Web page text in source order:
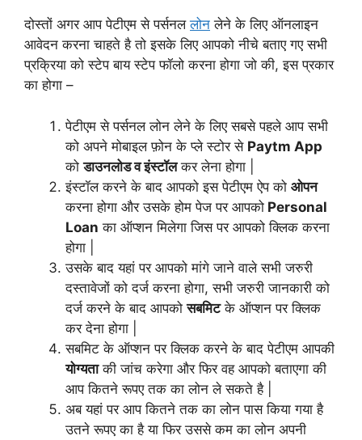
दोस्तों अगर आप पेटीएम से पर्सनललोन लेने के लिए ऑनलाइन
आवेदन करना चाहते है तो इसके लिए आपको नीचे बताए गए सभी
प्रक्रिया को स्टेप बाय स्टेप फॉलो करना होगा जो की, इस प्रकार
का होगा –
पेटीएम से पर्सनल लोन लेने के लिए सबसे पहले आप सभी
को अपने मोबाइल फ़ोन के प्ले स्टोर से Paytm App
कोडाउनलोड व इंस्टॉलकर लेना होगा |
इंस्टॉल करने के बाद आपको इस पेटीएम ऐप को ओपन
करना होगा और उसके होम पेज पर आपको Personal
Loan का ऑप्शन मिलेगा जिस पर आपको क्लिक करना
होगा |
उसके बाद यहां पर आपको मांगे जाने वाले सभी जरुरी
दस्तावेजों को दर्ज करना होगा, सभी जरुरी जानकारी को
दर्ज करने के बाद आपकोसबमिटके ऑप्शन पर क्लिक
कर देना होगा |
सबमिट के ऑप्शन पर क्लिक करने के बाद पेटीएम आपकी
योग्यताकी जांच करेगा और फिर वह आपको बताएगा की
आप कितने रूपए तक का लोन ले सकते है |
अब यहां पर आप कितने तक का लोन पास किया गया है
उतने रूपए का है या फिर उससे कम का लोन अपनी